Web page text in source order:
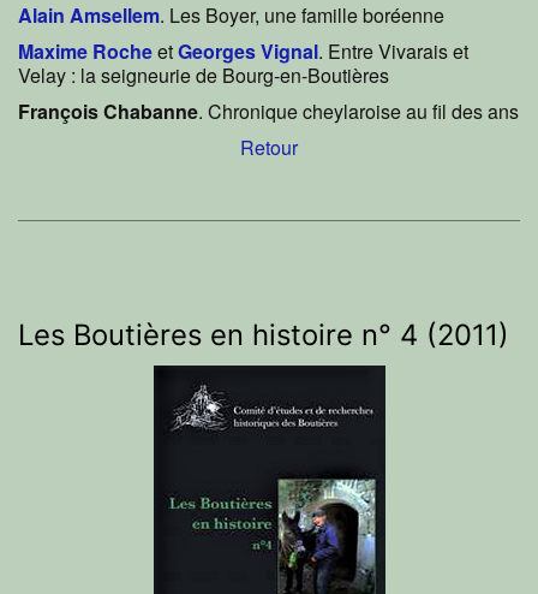
Alain Amsellem. Les Boyer, une famille boréenne
Maxime RocheetGeorges Vignal. Entre Vivarais et
Velay : la seigneurie de Bourg-en-Boutières
François Chabanne. Chronique cheylaroise au fil des ans
Retour
Les Boutières en histoire n° 4 (2011)